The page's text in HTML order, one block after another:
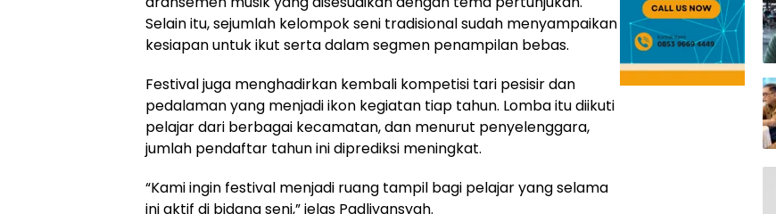
Selain itu, sejumlah kelompok seni tradisional sudah menyampaikan
kesiapan untuk ikut serta dalam segmen penampilan bebas.
Festival juga menghadirkan kembali kompetisi tari pesisir dan
pedalaman yang menjadi ikon kegiatan tiap tahun. Lomba itu diikuti
pelajar dari berbagai kecamatan, dan menurut penyelenggara,
jumlah pendaftar tahun ini diprediksi meningkat.
“Kami ingin festival menjadi ruang tampil bagi pelajar yang selama
ini aktif di bidang seni,” jelas Padliyansyah.